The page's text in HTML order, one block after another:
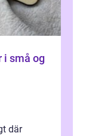
i små og
där